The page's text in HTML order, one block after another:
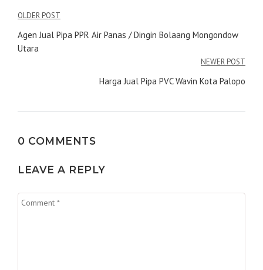
Navigasi
pos
OLDER POST
Agen Jual Pipa PPR Air Panas / Dingin Bolaang Mongondow
Utara
NEWER POST
Harga Jual Pipa PVC Wavin Kota Palopo
0 COMMENTS
LEAVE A REPLY